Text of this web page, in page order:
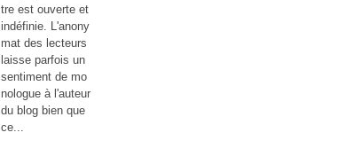
tre est ouverte et
indéfinie. L'anony
mat des lecteurs
laisse parfois un
sentiment de mo
nologue à l'auteur
du blog bien que
ce...